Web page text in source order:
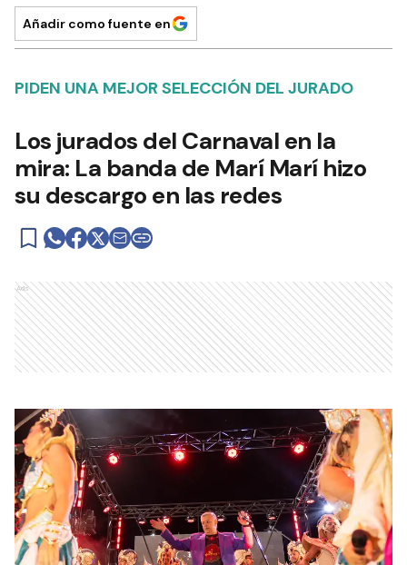
Añadir como fuente en
PIDEN UNA MEJOR SELECCIÓN DEL JURADO
Los jurados del Carnaval en la
mira: La banda de Marí Marí hizo
su descargo en las redes
Ads